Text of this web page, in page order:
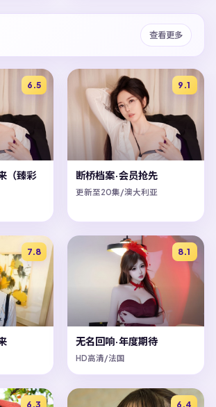
查看更多
6.5
（臻彩
9.1
断桥档案·会员抢先
更新至20集/澳大利亚
7.8 8.1
无名回响·年度期待
HD高清/法国
6.3 6.4